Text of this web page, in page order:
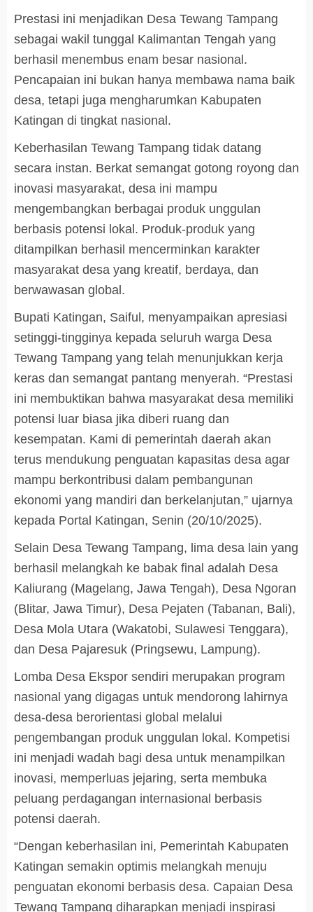
Prestasi ini menjadikan Desa Tewang Tampang
sebagai wakil tunggal Kalimantan Tengah yang
berhasil menembus enam besar nasional.
Pencapaian ini bukan hanya membawa nama baik
desa, tetapi juga mengharumkan Kabupaten
Katingan di tingkat nasional.
Keberhasilan Tewang Tampang tidak datang
secara instan. Berkat semangat gotong royong dan
inovasi masyarakat, desa ini mampu
mengembangkan berbagai produk unggulan
berbasis potensi lokal. Produk-produk yang
ditampilkan berhasil mencerminkan karakter
masyarakat desa yang kreatif, berdaya, dan
berwawasan global.
Bupati Katingan, Saiful, menyampaikan apresiasi
setinggi-tingginya kepada seluruh warga Desa
Tewang Tampang yang telah menunjukkan kerja
keras dan semangat pantang menyerah. “Prestasi
ini membuktikan bahwa masyarakat desa memiliki
potensi luar biasa jika diberi ruang dan
kesempatan. Kami di pemerintah daerah akan
terus mendukung penguatan kapasitas desa agar
mampu berkontribusi dalam pembangunan
ekonomi yang mandiri dan berkelanjutan,” ujarnya
kepada Portal Katingan, Senin (20/10/2025).
Selain Desa Tewang Tampang, lima desa lain yang
berhasil melangkah ke babak final adalah Desa
Kaliurang (Magelang, Jawa Tengah), Desa Ngoran
(Blitar, Jawa Timur), Desa Pejaten (Tabanan, Bali),
Desa Mola Utara (Wakatobi, Sulawesi Tenggara),
dan Desa Pajaresuk (Pringsewu, Lampung).
Lomba Desa Ekspor sendiri merupakan program
nasional yang digagas untuk mendorong lahirnya
desa-desa berorientasi global melalui
pengembangan produk unggulan lokal. Kompetisi
ini menjadi wadah bagi desa untuk menampilkan
inovasi, memperluas jejaring, serta membuka
peluang perdagangan internasional berbasis
potensi daerah.
“Dengan keberhasilan ini, Pemerintah Kabupaten
Katingan semakin optimis melangkah menuju
penguatan ekonomi berbasis desa. Capaian Desa
Tewang Tampang diharapkan menjadi inspirasi